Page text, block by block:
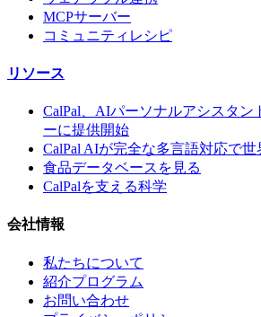
MCPサーバー
コミュニティレシピ
リソース
CalPal、AIパーソナルアシスタン
ーに提供開始
CalPal AIが完全な多言語対応で世
食品データベースを見る
CalPalを支える科学
会社情報
私たちについて
紹介プログラム
お問い合わせ